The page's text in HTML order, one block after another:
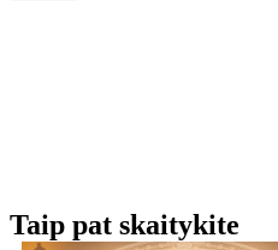
Taip pat skaitykite